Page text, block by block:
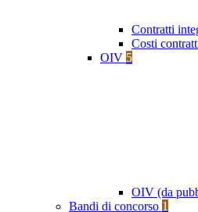
Contratti
Costi
OIV 5
OIV (da
Bandi di concorso 1